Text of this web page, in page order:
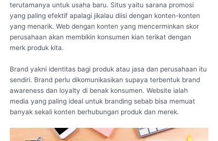
terutamanya untuk usaha baru. Situs yaitu sarana promosi
yang paling efektif apalagi jikalau diisi dengan konten-konten
yang menarik. Web dengan konten yang mencerminkan skor
perusahaan akan membikin konsumen kian terikat dengan
merk produk kita.
Brand yakni identitas bagi produk atau jasa dan perusahaan itu
sendiri. Brand perlu dikomunikasikan supaya terbentuk brand
awareness dan loyalty di benak konsumen. Website ialah
media yang paling ideal untuk branding sebab bisa memuat
banyak sekali konten berhubungan produk dan merek.